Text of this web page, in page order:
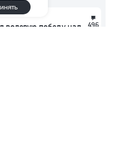
496
волевую победу над